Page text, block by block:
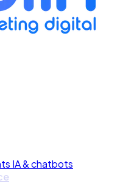
IA & chatbots